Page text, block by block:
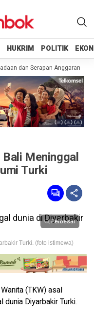
HUKRIM POLITIK
HUKRIM POLITIK
dan Serapan Anggaran
Meninggal
Turki
Perbesar
Turki. (foto istimewa)
(TKW) asal
Diyarbakir Turki.